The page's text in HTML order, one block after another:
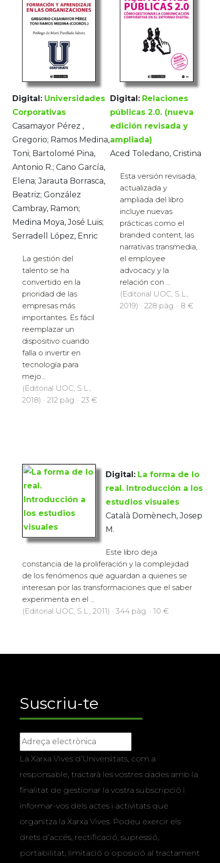
Digital: Universidades
Corporativas
Casamayor Pérez ,
Gregorio; Ramos Medina,
Toni; Bartolomé Pina,
Antonio R.; Cano García,
Elena; Jarauta Borrasca,
Beatriz; González
Cambray, Ramon;
Medina Moya, José Luis;
Serradell López, Enric
La gestión del
talento se ha
convertido en la
prioridad de las
empresas más
importantes. Es fácil
reemplazar un
dispositivo cuando
falla o invertir en
tecnología para
mejo...
(Editorial UOC, S.L.,
2018) · 212 pàg. · 23 €
Digital: Relaciones
públicas 2.0. (nueva
edición revisada y
ampliada)
Aced Toledano, Cristina
Esta versión revisada,
actualizada y
ampliada del libro
incluye nuevas
prácticas como el
branded content, las
narrativas transmedia,
el employee
advocacy y la
relación con ...
(Editorial UOC, S.L.,
2019) · 228 pàg. · 8 €
Digital: La forma de lo
real. Introducción a los
estudios visuales
Català Domènech, Josep
M.
Este libro deja
constancia de la proliferación y la complejidad
de los fenómenos que aguardan a quienes se
interesan por las transformaciones que el saber
experimenta en el ...
(Editorial UOC, S.L., 2011) · 344 pàg. · 10 €
Suscriu-te
La Xarxa Vives d’Universitats, com a
responsable, tractarà les vostres dades amb la
finalitat de gestionar la vostra subscripció i
informar-vos dels actes i activitats que
organitza la Xarxa Vives. Podeu exercir els
drets d’accés, rectificació, supressió,
portabilitat, limitació o oposició al tractament